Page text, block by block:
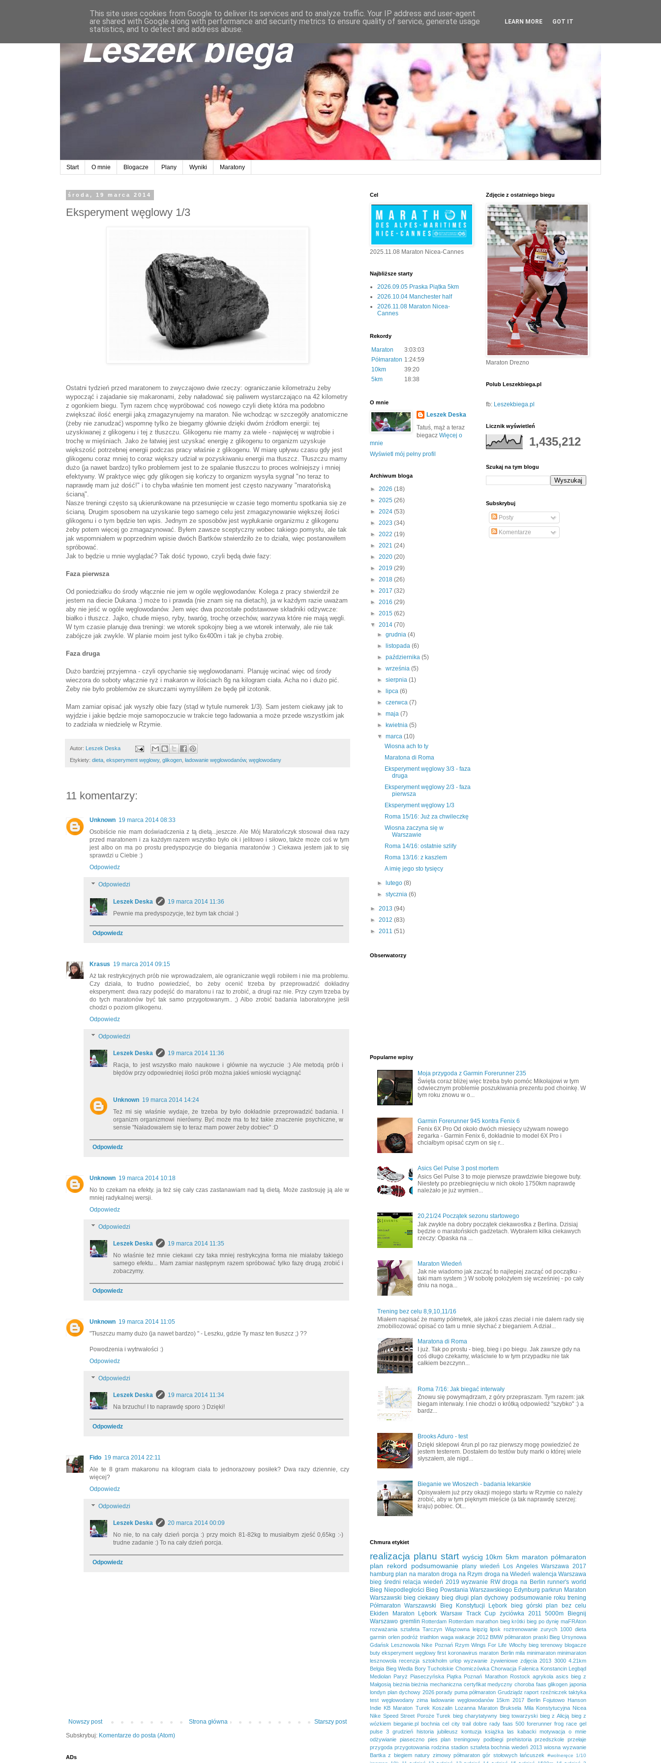
Start O mnie Blogacze Plany Wyniki Maratony
środa, 19 marca 2014
Eksperyment węglowy 1/3
Ostatni tydzień przed maratonem to zwyczajowo dwie rzeczy: ograniczanie kilometrażu żeby
wypocząć i zajadanie się makaronami, żeby naładować się paliwem wystarczająco na 42 kilometry
z ogonkiem biegu. Tym razem chcę wypróbować coś nowego czyli dietę która ma podobno
zwiększać ilość energii jaką zmagazynujemy na maraton. Nie wchodząc w szczegóły anatomiczne
(żeby nie zanudzać) wspomnę tylko że biegamy głównie dzięki dwóm źródłom energii: tej
uzyskiwanej z glikogenu i tej z tłuszczu. Glikogenu nie mamy za wiele - najwięcej w wątrobie i
trochę w mięśniach. Jako że łatwiej jest uzyskać energię z glikogenu to organizm uzyskuje
większość potrzebnej energii podczas pracy właśnie z glikogenu. W miarę upływu czasu gdy jest
glikogenu coraz mniej to coraz większy udział w pozyskiwaniu energii ma tłuszcz. Tłuszczu mamy
dużo (ja nawet bardzo) tylko problemem jest to że spalanie tłuszczu to proces wolniejszy i mniej
efektywny. W praktyce więc gdy glikogen się kończy to organizm wysyła sygnał "no teraz to
naprawdę mam już dość!" i to chyba właśnie ten moment jest często nazywany "maratońską
ścianą".
Nasze treningi często są ukierunkowane na przesunięcie w czasie tego momentu spotkania się ze
ścianą. Drugim sposobem na uzyskanie tego samego celu jest zmagazynowanie większej ilości
glikogenu i o tym będzie ten wpis. Jednym ze sposobów jest wypłukanie organizmu z glikogenu
żeby potem więcej go zmagazynować. Byłem zawsze sceptyczny wobec takiego pomysłu, ale tak
jak wspomniałem w poprzednim wpisie dwóch Bartków stwierdziło że to działa, więc postanowiłem
spróbować.
Jak to będzie u mnie wyglądać? Tak dość typowo, czyli będą dwie fazy:
Faza pierwsza
Od poniedziałku do środy włącznie nie jem w ogóle węglowodanów. Kolega z pracy stwierdził że
jestem na diecie Dukana :) może to i prawda (nie znam się na dietach), ja w każdym razie uważam
aby nie jeść w ogóle węglowodanów. Jem więc dwa pozostałe podstawowe składniki odżywcze:
białko i tłuszcz. Jajko, chude mięso, ryby, twaróg, trochę orzechów, warzywa które nie mają węgli.
W tym czasie planuję dwa treningi: we wtorek spokojny bieg a we wtorek interwały, ale nie tak
zabójcze jak zwykle. W planie moim jest tylko 6x400m i tak je chyba zrobię.
Faza druga
Dużo bardziej przyjemna - czyli opychanie się węglowodanami. Planuję wcinać więc od środy
wieczora do soboty włącznie ryż i makaron w ilościach 8g na kilogram ciała. Acha no i dużo pić.
Żeby nie było problemów ze skurczami wymyśliłem że będę pił izotonik.
Mam zamiar opisać jak wyszły obie fazy (stąd w tytule numerek 1/3). Sam jestem ciekawy jak to
wyjdzie i jakie będzie moje samopoczucie w trakcie tego ładowania a może przede wszystkim jak
to zadziała w niedzielę w Rzymie.
Autor: Leszek Deska
Etykiety: dieta, eksperyment węglowy, glikogen, ładowanie węglowodanów, węglowodany
11 komentarzy:
Unknown 19 marca 2014 08:33
Osobiście nie mam doświadczenia z tą dietą...jeszcze. Ale Mój Maratończyk stosował dwa razy
przed maratonem i za każdym razem wszystko było ok i jelitowo i siłowo, także może coś w tym
jest albo on ma po prostu predyspozycje do biegania maratonów :) Ciekawa jestem jak to się
sprawdzi u Ciebie :)
Odpowiedz
Odpowiedzi
Leszek Deska
19 marca 2014 11:36
Pewnie ma predyspozycje, też bym tak chciał :)
Odpowiedz
Krasus 19 marca 2014 09:15
Aż tak restrykcyjnych prób nie wprowadzałem, ale ograniczanie węgli robiłem i nie ma problemu.
Czy działa, to trudno powiedzieć, bo żeby ocenić trzeba by przeprowadzić dokładny
eksperyment: dwa razy podejść do maratonu i raz to zrobić, a drugi raz nie. Przy czym trzeba by
do tych maratonów być tak samo przygotowanym.. ;) Albo zrobić badania laboratoryjne jeśli
chodzi o poziom glikogenu.
Odpowiedz
Odpowiedzi
Leszek Deska
19 marca 2014 11:36
Racja, to jest wszystko mało naukowe i głównie na wyczucie :) Ale metodą prób i
błędów przy odpowiedniej ilości prób można jakieś wnioski wyciągnąć
Unknown 19 marca 2014 14:24
Też mi się właśnie wydaje, że trzeba by było dokładnie przeprowadzić badania. I
organizm organizmowi nierówny. Być może ma to też takie znaczenie psychiczne, w
sensie "Naładowałem się to teraz mam power żeby dobiec" :D
Odpowiedz
Unknown 19 marca 2014 10:18
No to czekam na efekty. ja też się cały czas zastanawiam nad tą dietą. Może zastosuję ją ale w
mniej radykalnej wersji.
Odpowiedz
Odpowiedzi
Leszek Deska
19 marca 2014 11:35
No właśnie też mnie ciekawi czy taka mniej restrykcyjna forma nie miałaby takiego
samego efektu... Mam zamiar następnym razem spróbować tylko fazę drugą zrobić i
zobaczymy.
Odpowiedz
Unknown 19 marca 2014 11:05
"Tłuszczu mamy dużo (ja nawet bardzo) " - Leszku, gdzie Ty masz ten tłuszcz ;) ??
Powodzenia i wytrwałości :)
Odpowiedz
Odpowiedzi
Leszek Deska
19 marca 2014 11:34
Na brzuchu! I to naprawdę sporo :) Dzięki!
Odpowiedz
Fido 19 marca 2014 22:11
Ale te 8 gram makaronu na kilogram ciała to jednorazowy posiłek? Dwa razy dziennie, czy
więcej?
Odpowiedz
Odpowiedzi
Leszek Deska
20 marca 2014 00:09
No nie, to na cały dzień porcja :) przy moich 81-82kg to musiałbym zjeść 0,65kg :-)
trudne zadanie :) To na cały dzień porcja.
Odpowiedz
Nowszy post Starszy post
Strona główna
Subskrybuj: Komentarze do posta (Atom)
ADs
Cel
2025.11.08 Maraton Nicea-Cannes
Najbliższe starty
2026.09.05 Praska Piątka 5km
2026.10.04 Manchester half
2026.11.08 Maraton Nicea-
Cannes
Rekordy
Maraton
3:03:03
Półmaraton 1:24:59
10km
39:20
5km
18:38
O mnie
Leszek Deska
Tatuś, mąż a teraz
biegacz Więcej o
mnie
Wyświetl mój pełny profil
Archiwum bloga
► 2026 (18)
► 2025 (26)
► 2024 (53)
► 2023 (34)
► 2022 (19)
► 2021 (24)
► 2020 (20)
► 2019 (29)
► 2018 (26)
► 2017 (32)
► 2016 (29)
► 2015 (62)
▼ 2014 (70)
►grudnia(4)
►
listopada(6)
►października(5)
►września(5)
►sierpnia(1)
►
lipca(6)
►czerwca(7)
►maja(7)
►
kwietnia(5)
▼marca(10)
Wiosna ach to ty
Maratona di Roma
Eksperyment węglowy 3/3 - faza
druga
Eksperyment węglowy 2/3 - faza
pierwsza
Eksperyment węglowy 1/3
Roma 15/16: Już za chwileczkę
Wiosna zaczyna się w
Warszawie
Roma 14/16: ostatnie szlify
Roma 13/16: z kaszlem
A imię jego sto tysięcy
► lutego(8)
►stycznia(6)
► 2013 (94)
► 2012 (83)
► 2011 (51)
Zdjęcie z ostatniego biegu
Maraton Drezno
Polub Leszekbiega.pl
fb: Leszekbiega.pl
Licznik wyświetleń
1,435,212
Szukaj na tym blogu
Subskrybuj
Posty
Komentarze
Obserwatorzy
Popularne wpisy
Moja przygoda z Garmin Forerunner 235
Święta coraz bliżej więc trzeba było pomóc Mikołajowi w tym
odwiecznym problemie poszukiwania prezentu pod choinkę. W
tym roku znowu w o...
Garmin Forerunner 945 kontra Fenix 6
Fenix 6X Pro Od około dwóch miesięcy używam nowego
zegarka - Garmin Fenix 6, dokładnie to model 6X Pro i
chciałbym opisać czym on się r...
Asics Gel Pulse 3 post mortem
Asics Gel Pulse 3 to moje pierwsze prawdziwie biegowe buty.
Niestety po przebiegnięciu w nich około 1750km naprawdę
należało je już wymien...
20,21/24 Początek sezonu startowego
Jak zwykle na dobry początek ciekawostka z Berlina. Dzisiaj
będzie o maratońskich gadżetach. Wybrałem kilka ciekawych
rzeczy: Opaska na ...
Maraton Wiedeń
Jak nie wiadomo jak zacząć to najlepiej zacząć od początku -
taki mam system ;) W sobotę położyłem się wcześniej - po cały
dniu na noga...
Trening bez celu 8,9,10,11/16
Miałem napisać że mamy półmetek, ale jakoś czas zleciał i nie dałem rady się
zmobiliozować opisać co tam u mnie słychać z bieganiem. A dział...
Maratona di Roma
I już. Tak po prostu - bieg, bieg i po biegu. Jak zawsze gdy na
coś długo czekamy, właściwie to w tym przypadku nie tak
całkiem bezczynn...
Roma 7/16: Jak biegać interwały
Znowu się powymądrzam, z góry przepraszam. Tym razem: jak
biegam interwały. I nie chodzi o krótką odpowiedź "szybko" :) a
bardz...
Brooks Aduro - test
Dzięki sklepowi 4run.pl po raz pierwszy mogę powiedzieć że
jestem testerem. Dostałem do testów buty marki o której wiele
słyszałem, ale nigd...
Bieganie we Włoszech - badania lekarskie
Opisywałem już przy okazji mojego startu w Rzymie co należy
zrobić, aby w tym pięknym mieście (a tak naprawdę szerzej:
kraju) pobiec. Ot...
Chmura etykiet
realizacja planu start wyścig 10km 5km maraton półmaraton
plan
rekord podsumowanie plany wiedeń Los Angeles Warszawa 2017
hamburg plan na maraton droga na Rzym droga na Wiedeń walencja Warszawa
bieg średni relacja wiedeń 2019 wyzwanie RW droga na Berlin runner's world
Bieg Niepodległości Bieg Powstania Warszawskiego Edynburg parkrun Maraton
Warszawski bieg ciekawy bieg długi plan dychowy podsumowanie roku trening
Półmaraton Warszawski
Bieg Konstytucji Lębork bieg górski
plan bez celu
Ekiden
Maraton Lębork Warsaw Track Cup życiówka 2011 5000m
Biegnij
Warszawo gremlin Rotterdam Rotterdam marathon bieg krótki bieg po dynię maFRAton
rozważania sztafeta Tarczyn Wiązowna leipzig lipsk roztrenowanie zurych 1000 dieta
garmin orlen podróż triathlon waga wakacje 2012 BMW półmaraton praski Bieg Ursynowa
Gdańsk Lesznowola Nike Poznań Rzym Wings For Life Włochy bieg terenowy blogacze
buty eksperyment węglowy first koronawirus maraton Berlin mila minimaraton minimaraton
lesznowola recenzja sztokholm urlop wyzwanie żywieniowe zdjęcia 2013 3000 4.21km
Belgia Bieg Wedla Bory Tucholskie Chomiczówka Chorwacja Falenica Konstancin Legbąd
Mediolan Paryż Piaseczyńska Piątka Poznań Marathon Rostock agrykola asics bieg z
Małgosią bieżnia bieżnia mechaniczna certyfikat medyczny choroba faas glikogen japonia
londyn plan dychowy 2026 porady puma półmaraton Grudziądz raport rzeźniczek taktyka
test węglowodany zima ładowanie węglowodanów 15km 2017 Berlin Fojutowo Hanson
Indie KB Maraton Turek Koszalin Lozanna Maraton Bruksela Mila Konstytucyjna Nicea
Nike Speed Street Poroże Turek bieg charytatywny bieg towarzyski bieg z Alicją bieg z
wózkiem bieganie.pl bochnia cel city trail dobre rady faas 500 forerunner frog race gel
pulse 3 grudzień historia jubileusz kontuzja książka las kabacki motywacja o mnie
odżywianie piaseczno pies plan treningowy podbiegi prehistoria przedszkole przełaje
przygoda przygotowania rodzina stadion sztafeta bochnia wiedeń 2013 wiosna wyzwanie
Bartka z biegiem natury zimowy półmaraton gór stołowych łańcuszek #wolneręce
1/10
This site uses cookies from Google to deliver its services and to analyze traffic. Your IP address and user-agent
are shared with Google along with performance and security metrics to ensure quality of service, generate usage
statistics, and to detect and address abuse.
LEARN MORE GOT IT